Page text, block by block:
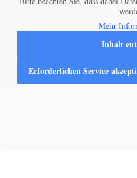
Mehr
Inhalt
Erforderlichen Service